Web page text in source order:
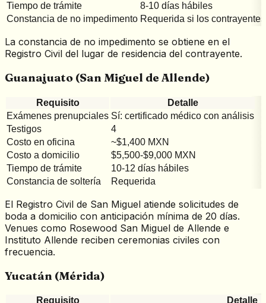
Tiempo de trámite
8-10 días hábiles
Constancia de no impedimento Requerida si los
La constancia de no impedimento se obtiene en el
Registro Civil del lugar de residencia del contrayente.
Guanajuato (San Miguel de Allende)
Requisito
Detalle
Exámenes prenupciales Sí: certificado médico con análisis
Testigos
4
Costo en oficina
~$1,400 MXN
Costo a domicilio
$5,500-$9,000 MXN
Tiempo de trámite
10-12 días hábiles
Constancia de soltería
Requerida
El Registro Civil de San Miguel atiende solicitudes de
boda a domicilio con anticipación mínima de 20 días.
Venues como Rosewood San Miguel de Allende e
Instituto Allende reciben ceremonias civiles con
frecuencia.
Yucatán (Mérida)
Requisito Detalle